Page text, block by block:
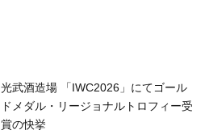
光武酒造場 「IWC2026」にてゴール
ドメダル・リージョナルトロフィー受
賞の快挙